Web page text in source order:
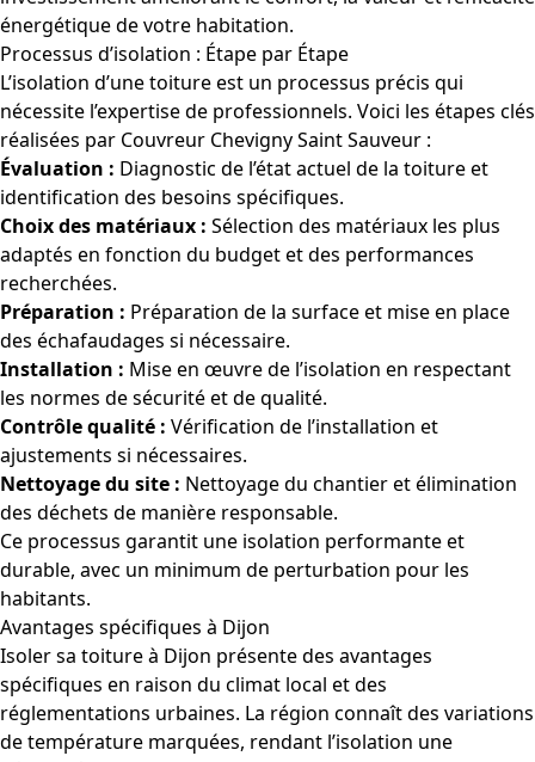
énergétique de votre habitation.
Processus d’isolation : Étape par Étape
L’isolation d’une toiture est un processus précis qui
nécessite l’expertise de professionnels. Voici les étapes clés
réalisées par Couvreur Chevigny Saint Sauveur :
Évaluation : Diagnostic de l’état actuel de la toiture et
identification des besoins spécifiques.
Choix des matériaux : Sélection des matériaux les plus
adaptés en fonction du budget et des performances
recherchées.
Préparation : Préparation de la surface et mise en place
des échafaudages si nécessaire.
Installation : Mise en œuvre de l’isolation en respectant
les normes de sécurité et de qualité.
Contrôle qualité : Vérification de l’installation et
ajustements si nécessaires.
Nettoyage du site : Nettoyage du chantier et élimination
des déchets de manière responsable.
Ce processus garantit une isolation performante et
durable, avec un minimum de perturbation pour les
habitants.
Avantages spécifiques à Dijon
Isoler sa toiture à Dijon présente des avantages
spécifiques en raison du climat local et des
réglementations urbaines. La région connaît des variations
de température marquées, rendant l’isolation une